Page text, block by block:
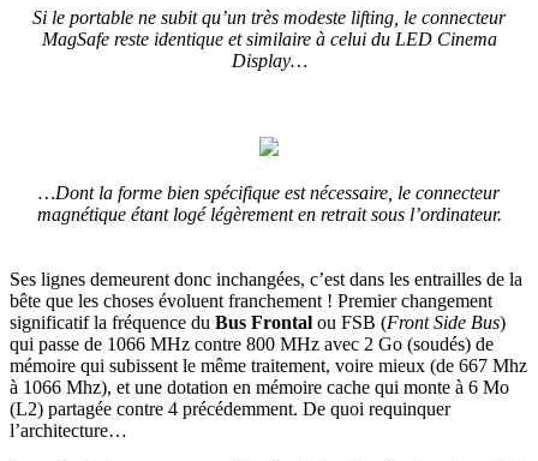
Si le portable ne subit qu’un très modeste lifting, le connecteur
MagSafe reste identique et similaire à celui du LED Cinema
Display…
…Dont la forme bien spécifique est nécessaire, le connecteur
magnétique étant logé légèrement en retrait sous l’ordinateur.
Ses lignes demeurent donc inchangées, c’est dans les entrailles de la
bête que les choses évoluent franchement ! Premier changement
significatif la fréquence du Bus Frontal ou FSB (Front Side Bus)
qui passe de 1066 MHz contre 800 MHz avec 2 Go (soudés) de
mémoire qui subissent le même traitement, voire mieux (de 667 Mhz
à 1066 Mhz), et une dotation en mémoire cache qui monte à 6 Mo
(L2) partagée contre 4 précédemment. De quoi requinquer
l’architecture…